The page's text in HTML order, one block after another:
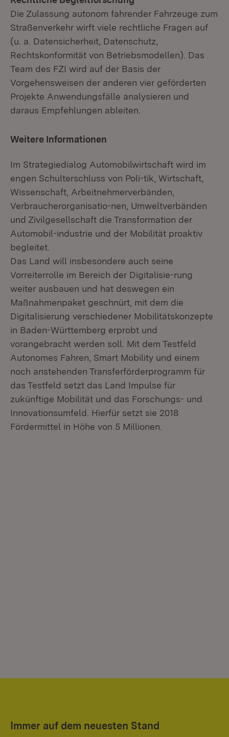
Die Zulassung autonom fahrender Fahrzeuge zum
Straßenverkehr wirft viele rechtliche Fragen auf
(u. a. Datensicherheit, Datenschutz,
Rechtskonformität von Betriebsmodellen). Das
Team des FZI wird auf der Basis der
Vorgehensweisen der anderen vier geförderten
Projekte Anwendungsfälle analysieren und
daraus Empfehlungen ableiten.
Weitere Informationen
Im Strategiedialog Automobilwirtschaft wird im
engen Schulterschluss von Poli-tik, Wirtschaft,
Wissenschaft, Arbeitnehmerverbänden,
Verbraucherorganisatio-nen, Umweltverbänden
und Zivilgesellschaft die Transformation der
Automobil-industrie und der Mobilität proaktiv
begleitet.
Das Land will insbesondere auch seine
Vorreiterrolle im Bereich der Digitalisie-rung
weiter ausbauen und hat deswegen ein
Maßnahmenpaket geschnürt, mit dem die
Digitalisierung verschiedener Mobilitätskonzepte
in Baden-Württemberg erprobt und
vorangebracht werden soll. Mit dem Testfeld
Autonomes Fahren, Smart Mobility und einem
noch anstehenden Transferförderprogramm für
das Testfeld setzt das Land Impulse für
zukünftige Mobilität und das Forschungs- und
Innovationsumfeld. Hierfür setzt sie 2018
Fördermittel in Höhe von 5 Millionen.
Immer auf dem neuesten Stand